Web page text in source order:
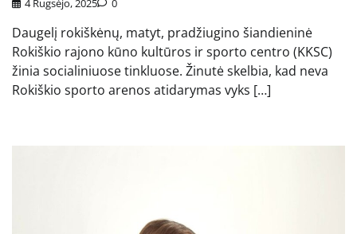
4 Rugsėjo, 2025 0
Daugelį rokiškėnų, matyt, pradžiugino šiandieninė
Rokiškio rajono kūno kultūros ir sporto centro (KKSC)
žinia socialiniuose tinkluose. Žinutė skelbia, kad neva
Rokiškio sporto arenos atidarymas vyks […]